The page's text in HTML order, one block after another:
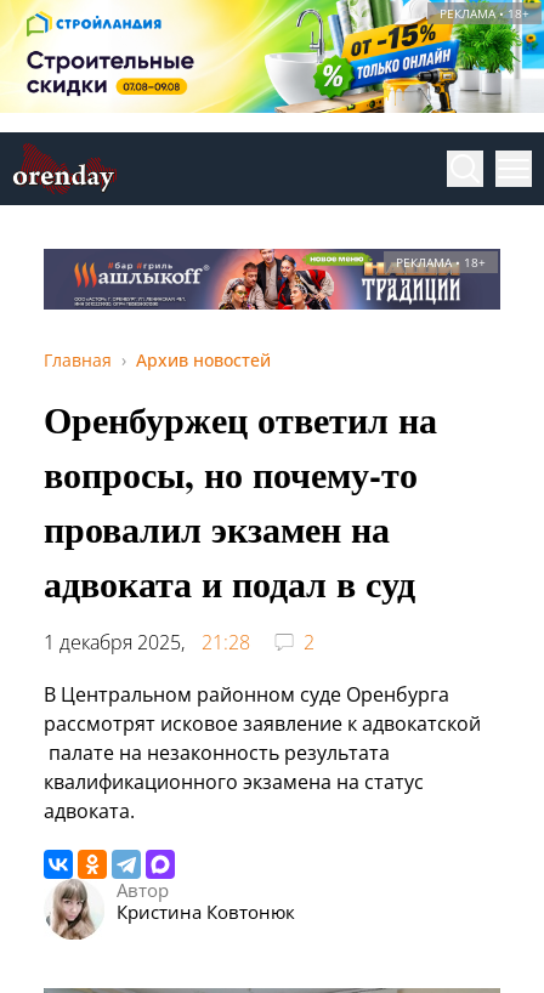
РЕКЛАМА • 18+
РЕКЛАМА • 18+
Главная Архив новостей
Оренбуржец ответил на
вопросы, но почему-то
провалил экзамен на
адвоката и подал в суд
1 декабря 2025, 21:28
2
В Центральном районном суде Оренбурга
рассмотрят исковое заявление к адвокатской
палате на незаконность результата
квалификационного экзамена на статус
адвоката.
Автор
Кристина Ковтонюк